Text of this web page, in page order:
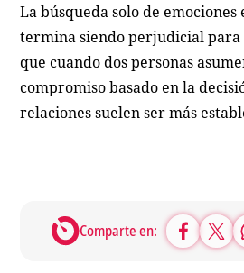
La búsqueda solo de
termina siendo perjudicial
que cuando dos personas
compromiso basado en la
relaciones suelen ser más
Comparte en: